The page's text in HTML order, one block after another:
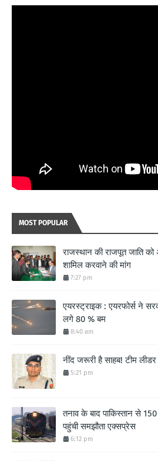
MOST POPULAR
राजस्थान की राजपूत जाति को
शामिल करवाने की मांग
7:27 pm
एयरस्ट्राइक : एयरफोर्स ने
लगे 80 % बम
8:40 am
नींद जरूरी है साहब! टीम लीडर
5:21 pm
तनाव के बाद पाकिस्तान से 150
पहुंची समझौता एक्सप्रेस
6:12 pm